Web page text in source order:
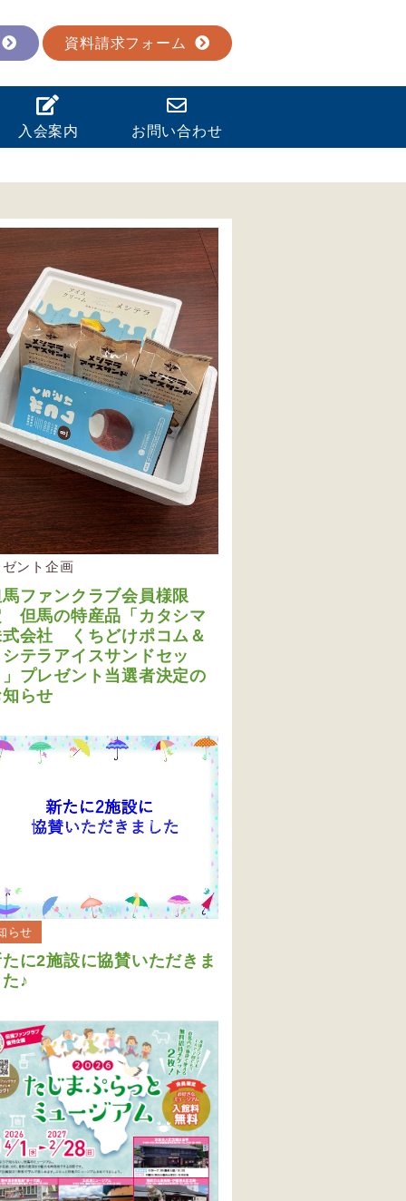
資料請求フォーム
入会案内 お問い合わせ
ント企画
ファンクラブ会員様限
但馬の特産品「カタシマ
式会社 くちどけポコム＆
テラアイスサンドセッ
プレゼント当選者決定の
らせ
らせ
に2施設に協賛いただきま
♪